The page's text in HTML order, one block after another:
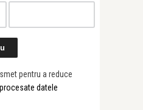
pentru a reduce
datele